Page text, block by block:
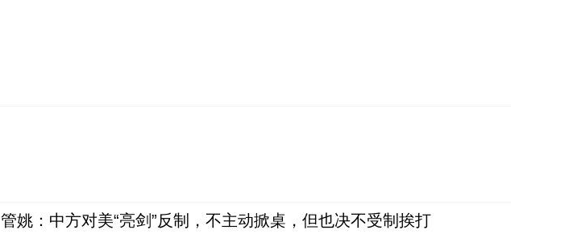
管姚：中方对美“亮剑”反制，不主动掀桌，但也决不受制挨打